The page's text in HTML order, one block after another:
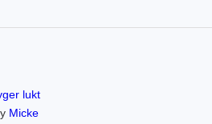
lukt
Micke